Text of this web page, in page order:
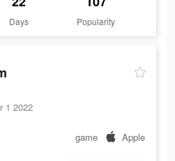
Days Popularity
1 2022
game Apple